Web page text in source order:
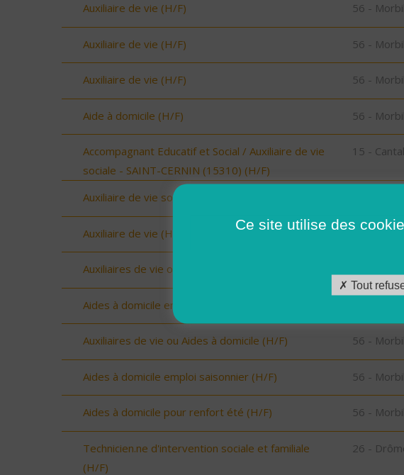
Auxiliaire de vie (H/F) 56 -
Auxiliaire de vie (H/F) 56 -
Auxiliaire de vie (H/F) 56 -
Aide à domicile (H/F) 56 -
Accompagnant Educatif et Social / Auxiliaire de vie
sociale - SAINT-CERNIN (15310) (H/F)
15 - Cantal
Auxiliaire de vie sociale Upie (H/F)
Auxiliaire de vie (H/F) 56 -
Auxiliaires de vie ou Aides à domicile (H/F)
Aides à domicile emploi saisonnier (H/F)
Auxiliaires de vie ou Aides à domicile (H/F) 56 -
Aides à domicile emploi saisonnier (H/F) 56 -
Aides à domicile pour renfort été (H/F) 56 -
Technicien.ne d'intervention sociale et familiale
(H/F)
26 -
Ce site utilise des
Tout